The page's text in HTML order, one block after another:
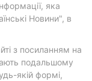
яка
Новини", в
з посиланням на
подальшому
якій формі,